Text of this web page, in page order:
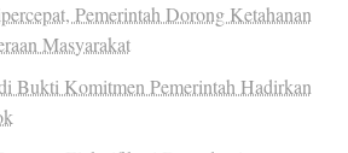
Pemerintah Dorong Ketahanan
Masyarakat
Bukti Komitmen Pemerintah Hadirkan